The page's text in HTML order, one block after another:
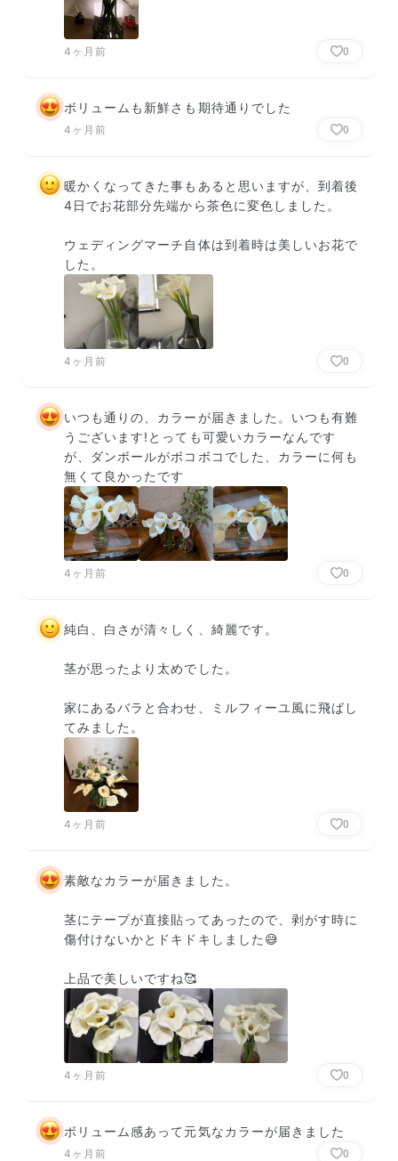
4ヶ月前 0
ボリュームも新鮮さも期待通りでした
4ヶ月前 0
暖かくなってきた事もあると思いますが、到着後
4日でお花部分先端から茶色に変色しました。
ウェディングマーチ自体は到着時は美しいお花で
した。
4ヶ月前 0
いつも通りの、カラーが届きました。いつも有難
うございます!とっても可愛いカラーなんです
が、ダンボールがボコボコでした、カラーに何も
無くて良かったです
4ヶ月前 0
純白、白さが清々しく、綺麗です。
茎が思ったより太めでした。
家にあるバラと合わせ、ミルフィーユ風に飛ばし
てみました。
4ヶ月前 0
素敵なカラーが届きました。
茎にテープが直接貼ってあったので、剥がす時に
傷付けないかとドキドキしました😅
上品で美しいですね🥰
4ヶ月前 0
ボリューム感あって元気なカラーが届きました
4ヶ月前 0